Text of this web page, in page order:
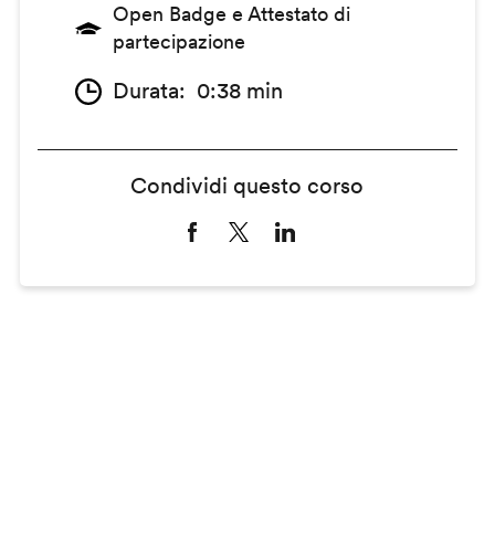
Open Badge e Attestato di
partecipazione
Durata 0:38 min
Condividi questo corso